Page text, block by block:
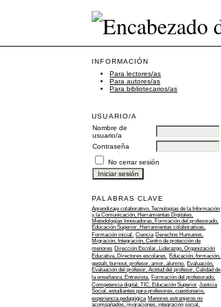
INFORMACIÓN
Para lectores/as
Para autores/as
Para bibliotecarios/as
USUARIO/A
Nombre de
usuario/a
Contraseña
No cerrar sesión
PALABRAS CLAVE
Aprendizaje colaborativo, Tecnologías de la Información
y la Comunicación, Herramientas Digitales,
Metodologías Innovadoras, Formación del profesorado,
Educación Superior, Herramientas colaborativas,
Formación inicial. Ciencia Derechos Humanos,
Migración, Integración, Centro de protección de
menores Dirección Escolar, Liderazgo, Organización
Educativa, Directores escolares. Educación, formación,
gestalt, burnout, profesor, amor, alumno. Evaluación,
Evaluación del profesor, Actitud del profesor, Calidad de
la enseñanza, Entrevista. Formación del profesorado,
Competencia digital, TIC, Educación Superior Justicia
Social, estudiantes para profesores, cuestionario,
experiencia pedagógica Menores extranjeros no
acompañados, migraciones, integración social,